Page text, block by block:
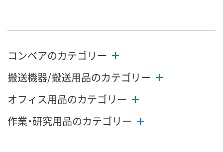
コンベアのカテゴリー
搬送機器/搬送用品のカテゴリー
オフィス用品のカテゴリー
作業・研究用品のカテゴリー